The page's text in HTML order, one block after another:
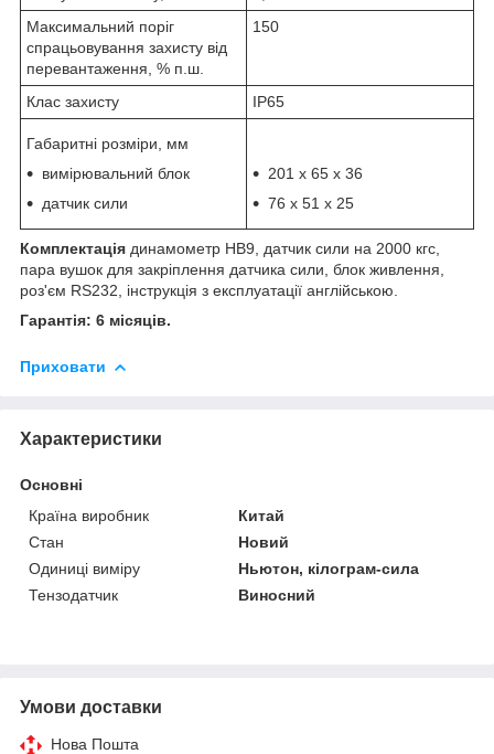
Максимальний поріг
спрацьовування захисту від
перевантаження, % п.ш.
150
Клас захисту ІР65
Габаритні розміри, мм
вимірювальний блок
датчик сили
201 х 65 х 36
76 х 51 х 25
Комплектація динамометр HB9, датчик сили на 2000 кгс,
пара вушок для закріплення датчика сили, блок живлення,
роз'єм RS232, інструкція з експлуатації англійською.
Гарантія: 6 місяців.
Приховати
Характеристики
Основні
Країна виробник
Китай
Стан
Новий
Одиниці виміру
Ньютон, кілограм-сила
Тензодатчик
Виносний
Умови доставки
Нова Пошта